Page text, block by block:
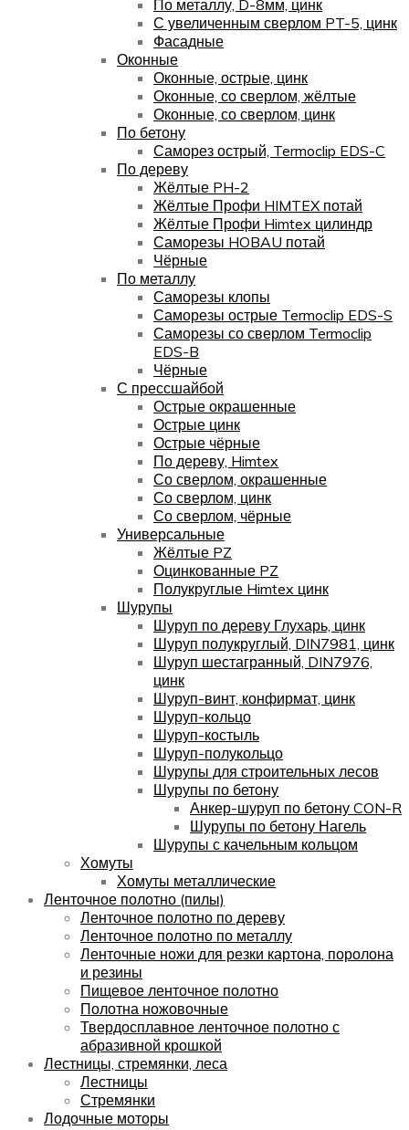
По металлу, D-8мм, цинк
С увеличенным сверлом PT-5, цинк
Фасадные
Оконные
Оконные, острые, цинк
Оконные, со сверлом, жёлтые
Оконные, со сверлом, цинк
По бетону
Саморез острый, Termoclip EDS-C
По дереву
Жёлтые PH-2
Жёлтые Профи HIMTEX потай
Жёлтые Профи Himtex цилиндр
Саморезы HOBAU потай
Чёрные
По металлу
Саморезы клопы
Саморезы острые Termoclip EDS-S
Саморезы со сверлом Termoclip
EDS-B
Чёрные
С прессшайбой
Острые окрашенные
Острые цинк
Острые чёрные
По дереву, Himtex
Со сверлом, окрашенные
Со сверлом, цинк
Со сверлом, чёрные
Универсальные
Жёлтые PZ
Оцинкованные PZ
Полукруглые Himtex цинк
Шурупы
Шуруп по дереву Глухарь, цинк
Шуруп полукруглый, DIN7981, цинк
Шуруп шестагранный, DIN7976,
цинк
Шуруп-винт, конфирмат, цинк
Шуруп-кольцо
Шуруп-костыль
Шуруп-полукольцо
Шурупы для строительных лесов
Шурупы по бетону
Анкер-шуруп по бетону CON-R
Шурупы по бетону Нагель
Шурупы с качельным кольцом
Хомуты
Хомуты металлические
Ленточное полотно (пилы)
Ленточное полотно по дереву
Ленточное полотно по металлу
Ленточные ножи для резки картона, поролона
и резины
Пищевое ленточное полотно
Полотна ножовочные
Твердосплавное ленточное полотно с
абразивной крошкой
Лестницы, стремянки, леса
Лестницы
Стремянки
Лодочные моторы